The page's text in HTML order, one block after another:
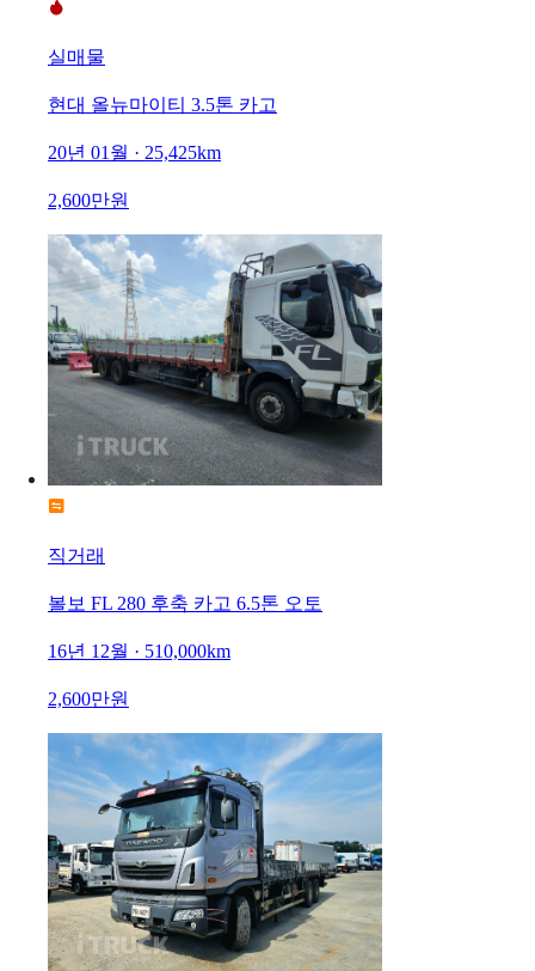
실매물
현대 올뉴마이티 3.5톤 카고
20년 01월 · 25,425km
2,600만원
직거래
볼보 FL 280 후축 카고 6.5톤 오토
16년 12월 · 510,000km
2,600만원